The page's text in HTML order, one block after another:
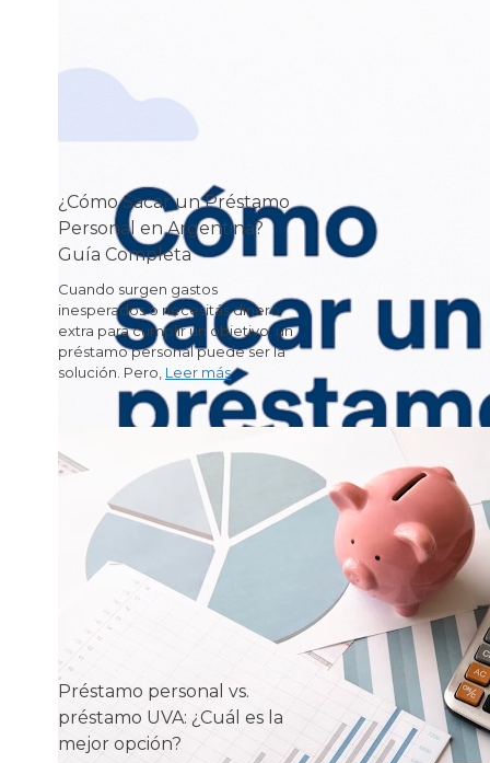
¿Cómo Sacar un Préstamo
Personal en Argentina?
Guía Completa
Cuando surgen gastos
inesperados o necesitás dinero
extra para cumplir un objetivo, un
préstamo personal puede ser la
solución. Pero, Leer más
Préstamo personal vs.
préstamo UVA: ¿Cuál es la
mejor opción?